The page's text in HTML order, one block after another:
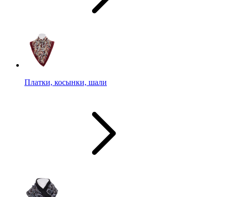
Платки, косынки, шали